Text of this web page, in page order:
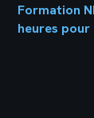
Formation
heures pour